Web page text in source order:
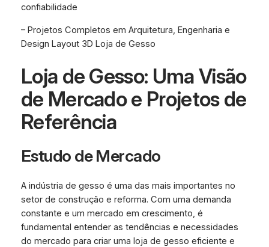
confiabilidade
– Projetos Completos em Arquitetura, Engenharia e
Design Layout 3D Loja de Gesso
Loja de Gesso: Uma Visão
de Mercado e Projetos de
Referência
Estudo de Mercado
A indústria de gesso é uma das mais importantes no
setor de construção e reforma. Com uma demanda
constante e um mercado em crescimento, é
fundamental entender as tendências e necessidades
do mercado para criar uma loja de gesso eficiente e